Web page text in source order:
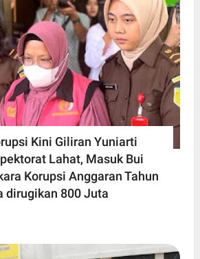
Kini Giliran Yuniarti
Lahat, Masuk Bui
Korupsi Anggaran Tahun
dirugikan 800 Juta